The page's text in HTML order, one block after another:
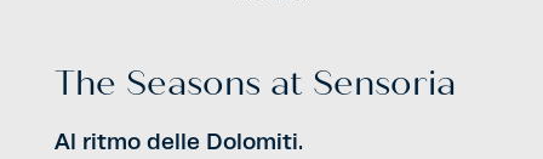
Offerte
Calcolo prezzo
The Seasons at Sensoria
Al ritmo delle Dolomiti.